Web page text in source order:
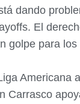
dando
El
golpe para
Americana
Carrasco